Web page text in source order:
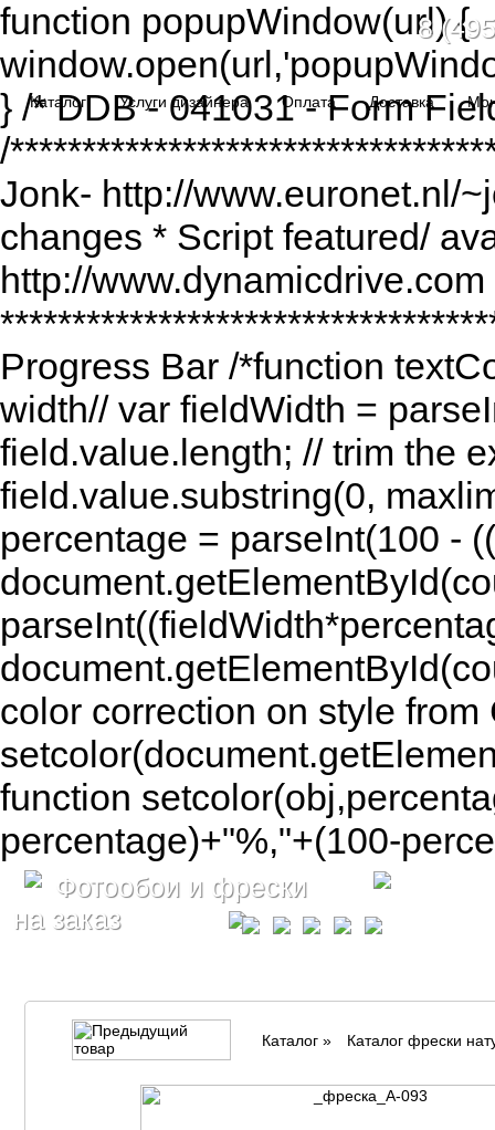
function popupWindow(url) {
} /* DDB - 041031 - Form
/
Jonk- http://www.euronet.nl/
changes * Script featured/
http://
Progress Bar /*function
width// var fieldWidth =
field.value.length; // trim the
field.value.substring(0,
percentage = parseInt(100 -
color correction on style
function
percentage)+"%,"+(100-
Фотообои и фрески
на заказ
8
Каталог Услуги дизайнера Оплата Доставка
Каталог» Каталог фрески